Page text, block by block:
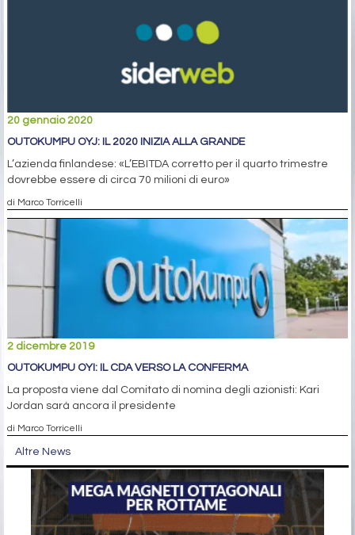
20 gennaio 2020
OUTOKUMPU OYJ: IL 2020 INIZIA ALLA GRANDE
L’azienda finlandese: «L’EBITDA corretto per il quarto trimestre
dovrebbe essere di circa 70 milioni di euro»
di Marco Torricelli
2 dicembre 2019
OUTOKUMPU OYI: IL CDA VERSO LA CONFERMA
La proposta viene dal Comitato di nomina degli azionisti: Kari
Jordan sarà ancora il presidente
di Marco Torricelli
Altre News